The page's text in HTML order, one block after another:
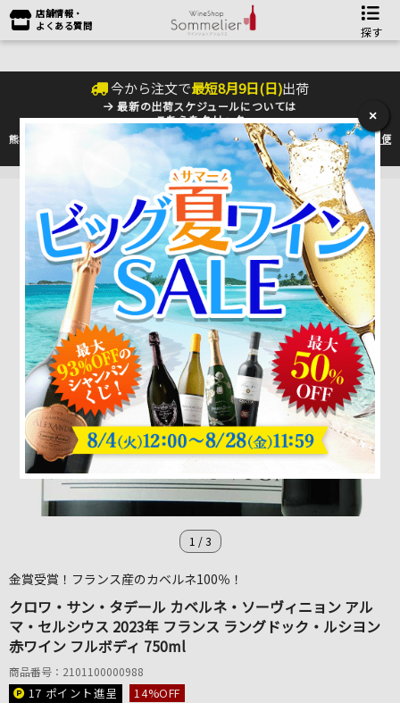
店舗情報・
よくある質問
探す
今から注文で最短8月9日(日)出荷
最新の出荷スケジュールについては
こちらをクリック
熊本地震の影響により九州への配送に遅れが生じております。最新情報は佐川急便
のHP
をご確認下さい。
1 /3
金賞受賞！フランス産のカベルネ100％！
クロワ・サン・タデール カベルネ・ソーヴィニョン アル
マ・セルシウス 2023年 フランス ラングドック・ルシヨン
赤ワイン フルボディ 750ml
商品番号：2101100000988
17 ポイント進呈 14%OFF
×